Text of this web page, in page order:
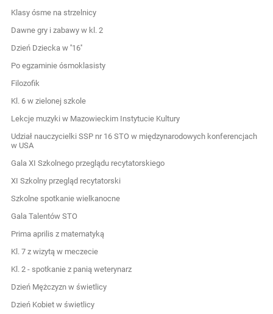
Klasy ósme na strzelnicy
Dawne gry i zabawy w kl. 2
Dzień Dziecka w ''16''
Po egzaminie ósmoklasisty
Filozofik
Kl. 6 w zielonej szkole
Lekcje muzyki w Mazowieckim Instytucie Kultury
Udział nauczycielki SSP nr 16 STO w międzynarodowych konferencjach
w USA
Gala XI Szkolnego przeglądu recytatorskiego
XI Szkolny przegląd recytatorski
Szkolne spotkanie wielkanocne
Gala Talentów STO
Prima aprilis z matematyką
Kl. 7 z wizytą w meczecie
Kl. 2 - spotkanie z panią weterynarz
Dzień Mężczyzn w świetlicy
Dzień Kobiet w świetlicy